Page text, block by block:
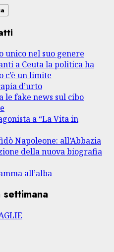
unico nel suo genere
a Ceuta la politica ha
c’è un limite
d’urto
le fake news sul cibo
a “La Vita in
Napoleone: all’Abbazia
della nuova biografia
all’alba